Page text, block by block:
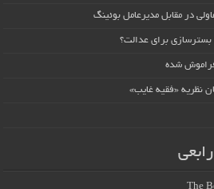
در مقابل مدیرعامل بوئینگ
بسترسازی برای عدالت؟
فراموش شده
نظریه «فقیه غایب»